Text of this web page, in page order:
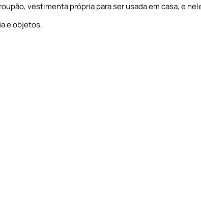
vestimenta própria para ser usada em casa, e
e objetos.